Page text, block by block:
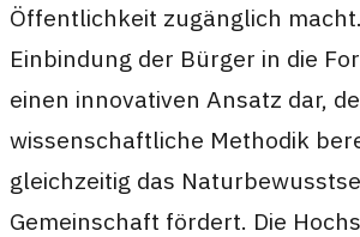
Öffentlichkeit zugänglich
Einbindung der Bürger in die
einen innovativen Ansatz dar,
wissenschaftliche Methodik
gleichzeitig das
Gemeinschaft fördert. Die